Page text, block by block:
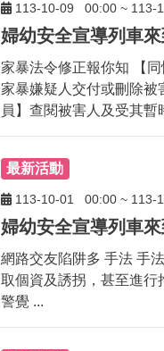
113-10-09 00:00~ 113-
家暴法令修正報你知 【
家暴嫌疑人交付或刪除被
員】查閱被害人及受其
最新活動
113-10-01 00:00~ 113-
網路交友陷阱多 手法 手
取個資及誘拐，甚至進行
警覺 ...